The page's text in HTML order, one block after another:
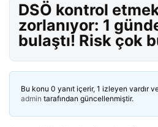
DSÖ kontrol
zorlanıyor: 1
bulaştı! Risk çok
Bu konu 0 yanıt içerir, 1 izleyen vardır
admin tarafından güncellenmiştir.